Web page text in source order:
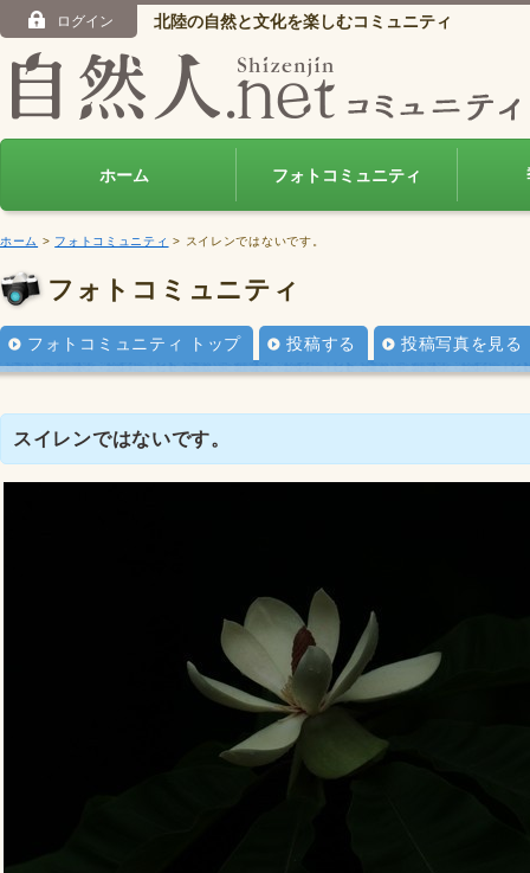
ログイン 北陸の自然と文化を楽しむコミュニティ
ホーム フォトコミュニティ
ホーム > フォトコミュニティ > スイレンではないです。
フォトコミュニティ
フォトコミュニティ トップ 投稿する 投稿写真を見る
スイレンではないです。